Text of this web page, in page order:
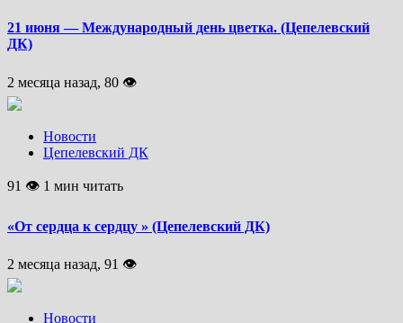
21 июня — Международный день цветка. (Цепелевский
ДК)
2 месяца назад, 80 👁
Новости
Цепелевский ДК
91 👁 1 мин читать
«От сердца к сердцу » (Цепелевский ДК)
2 месяца назад, 91 👁
Новости